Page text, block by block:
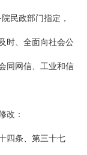
民政部门指定，
时、全面向社会公
同网信、工业和信
改：
四条、第三十七